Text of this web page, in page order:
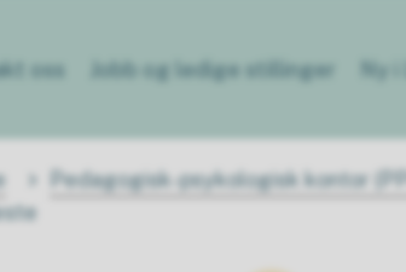
oss Jobb og ledige stillinger Ny
Pedagogisk-psykologisk kontor